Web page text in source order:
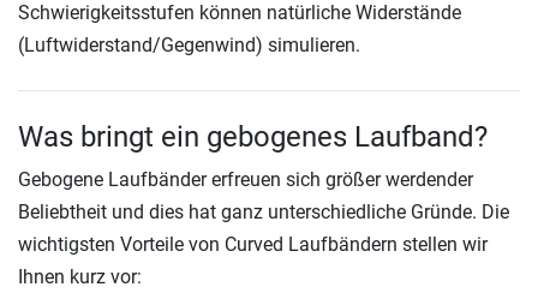
Schwierigkeitsstufen können natürliche Widerstände
(Luftwiderstand/Gegenwind) simulieren.
Was bringt ein gebogenes Laufband?
Gebogene Laufbänder erfreuen sich größer werdender
Beliebtheit und dies hat ganz unterschiedliche Gründe. Die
wichtigsten Vorteile von Curved Laufbändern stellen wir
Ihnen kurz vor: